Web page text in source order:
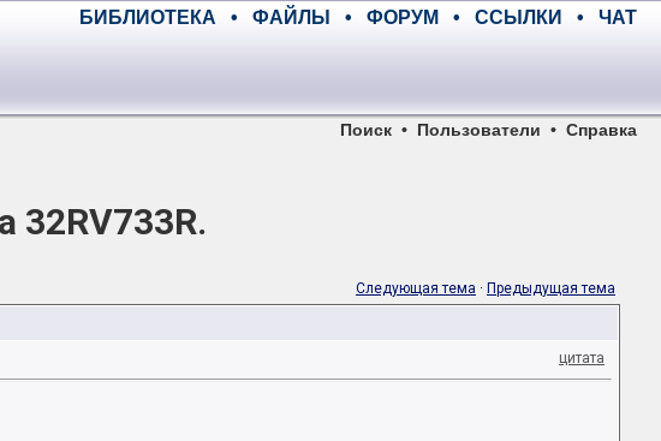
БИБЛИОТЕКА • ФАЙЛЫ • ФОРУМ • ССЫЛКИ • ЧАТ
Поиск • Пользователи • Справка
32RV733R.
Следующая тема · Предыдущая тема
цитата